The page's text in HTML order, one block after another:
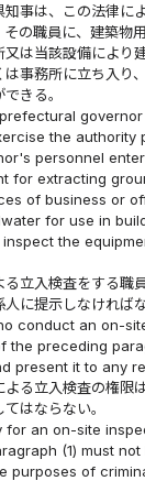
知事は、この法律に
その職員に、建築物
は当該設備により
事務所に立ち入り
きる。
the authority
personnel
for extracting
of business or
for use in
the
る立入検査をする職
に提示しなければ
conduct an on-
the preceding
present it to any
よる立入検査の権限
はならない。
for an on-site
(1) must
purposes of